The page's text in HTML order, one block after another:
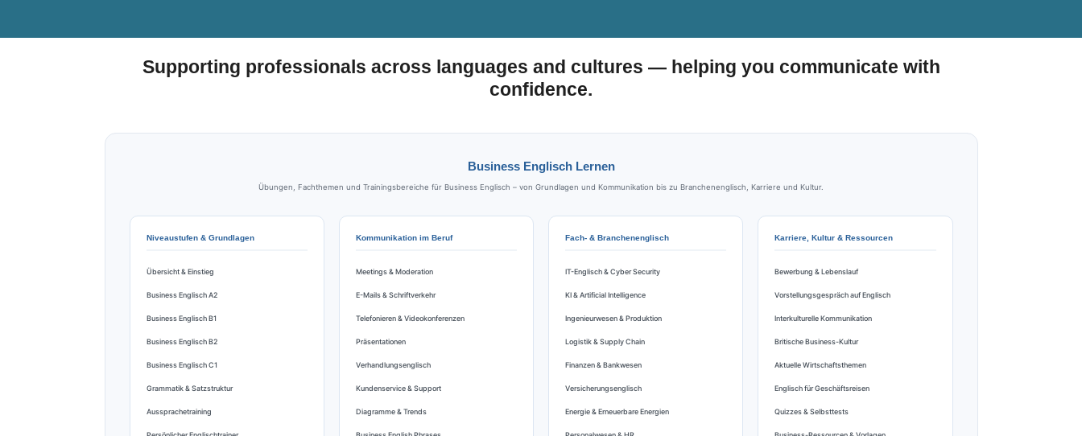
Supporting professionals across languages and cultures — helping you communicate with
confidence.
Business Englisch Lernen
Übungen, Fachthemen und Trainingsbereiche für Business Englisch – von Grundlagen und Kommunikation bis zu Branchenenglisch, Karriere und Kultur.
Niveaustufen & Grundlagen
Übersicht & Einstieg
Business Englisch A2
Business Englisch B1
Business Englisch B2
Business Englisch C1
Grammatik & Satzstruktur
Aussprachetraining
Kommunikation im Beruf
Meetings & Moderation
E-Mails & Schriftverkehr
Telefonieren & Videokonferenzen
Präsentationen
Verhandlungsenglisch
Kundenservice & Support
Diagramme & Trends
Fach- & Branchenenglisch
IT-Englisch & Cyber Security
KI & Artificial Intelligence
Ingenieurwesen & Produktion
Logistik & Supply Chain
Finanzen & Bankwesen
Versicherungsenglisch
Energie & Erneuerbare Energien
Karriere, Kultur & Ressourcen
Bewerbung & Lebenslauf
Vorstellungsgespräch auf Englisch
Interkulturelle Kommunikation
Britische Business-Kultur
Aktuelle Wirtschaftsthemen
Englisch für Geschäftsreisen
Quizzes & Selbsttests